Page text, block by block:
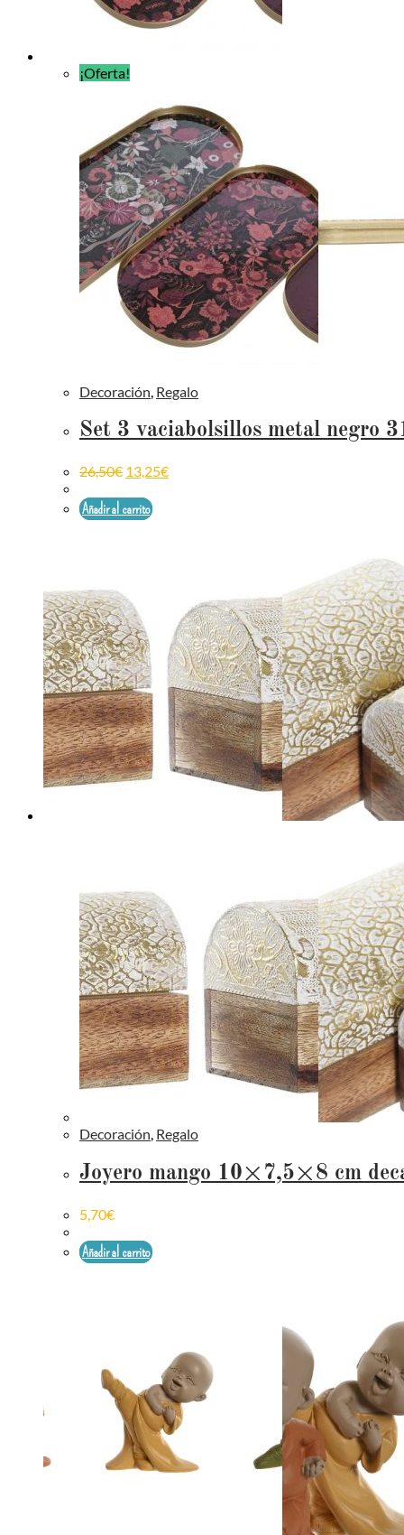
¡Oferta!
Decoración Regalo
Set 3 vaciabolsillos metal negro
26,50€ 13,25€
Añadir al carrito
Decoración, Regalo
Joyero mango 10×7,5×8 cm
5,70€
Añadir al carrito